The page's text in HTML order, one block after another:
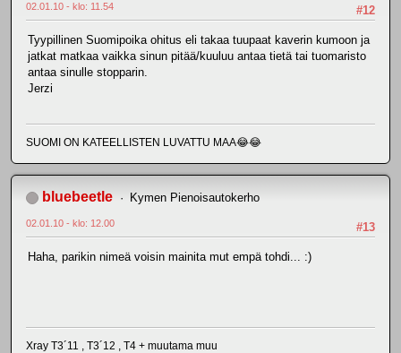
#12
02.01.10 - klo: 11.54
Tyypillinen Suomipoika ohitus eli takaa tuupaat kaverin kumoon ja
jatkat matkaa vaikka sinun pitää/kuuluu antaa tietä tai tuomaristo
antaa sinulle stopparin.
Jerzi
SUOMI ON KATEELLISTEN LUVATTU MAA😂😂
bluebeetle Kymen Pienoisautokerho
#13
02.01.10 - klo: 12.00
Haha, parikin nimeä voisin mainita mut empä tohdi... :)
Xray T3´11 , T3´12 , T4 + muutama muu